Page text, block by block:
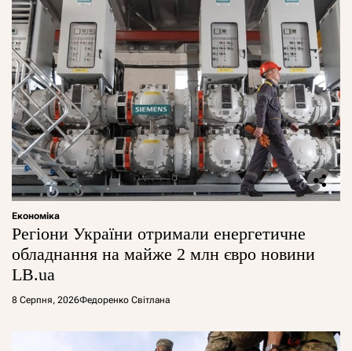
Економіка
Регіони України отримали енергетичне
обладнання на майже 2 млн євро новини
LB.ua
8 Серпня, 2026Федоренко Світлана